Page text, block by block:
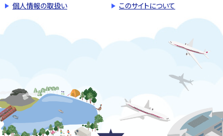
個人情報の取扱い
このサイトについて